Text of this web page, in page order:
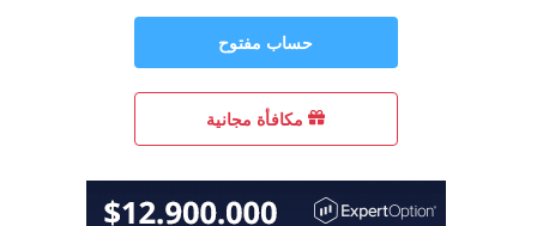
حساب مفتوح
مكافأة مجانية